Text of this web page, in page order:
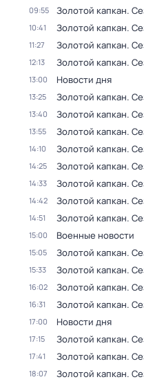
09:55 Золотой капкан.
10:41 Золотой капкан.
11:27 Золотой капкан.
12:13 Золотой капкан.
13:00 Новости дня
13:25 Золотой капкан.
13:40 Золотой капкан.
13:55 Золотой капкан.
14:10 Золотой капкан.
14:25 Золотой капкан.
14:33 Золотой капкан.
14:42 Золотой капкан.
14:51 Золотой капкан.
15:00 Военныe новoсти
15:05 Золотой капкан.
15:33 Золотой капкан.
16:02 Золотой капкан.
16:31 Золотой капкан.
17:00 Новости дня
17:15 Золотой капкан.
17:41 Золотой капкан.
18:07 Золотой капкан.